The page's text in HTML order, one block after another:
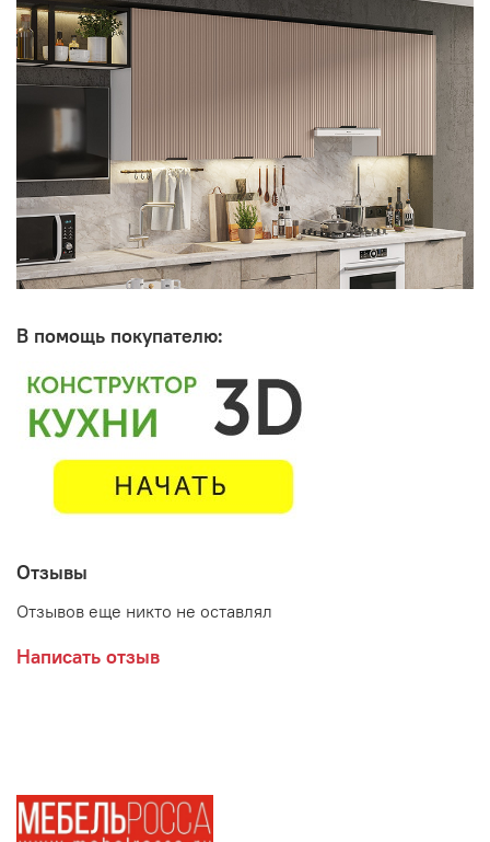
В помощь покупателю:
Отзывы
Отзывов еще никто не оставлял
Написать отзыв